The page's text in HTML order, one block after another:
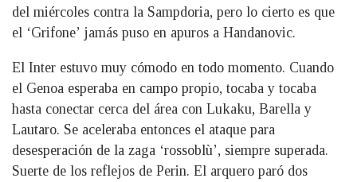
del miércoles contra la Sampdoria, pero lo cierto es que
el ‘Grifone’ jamás puso en apuros a Handanovic.
El Inter estuvo muy cómodo en todo momento. Cuando
el Genoa esperaba en campo propio, tocaba y tocaba
hasta conectar cerca del área con Lukaku, Barella y
Lautaro. Se aceleraba entonces el ataque para
desesperación de la zaga ‘rossoblù’, siempre superada.
Suerte de los reflejos de Perin. El arquero paró dos